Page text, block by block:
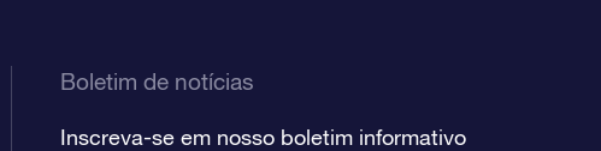
Boletim de notícias
Inscreva-se em nosso boletim informativo